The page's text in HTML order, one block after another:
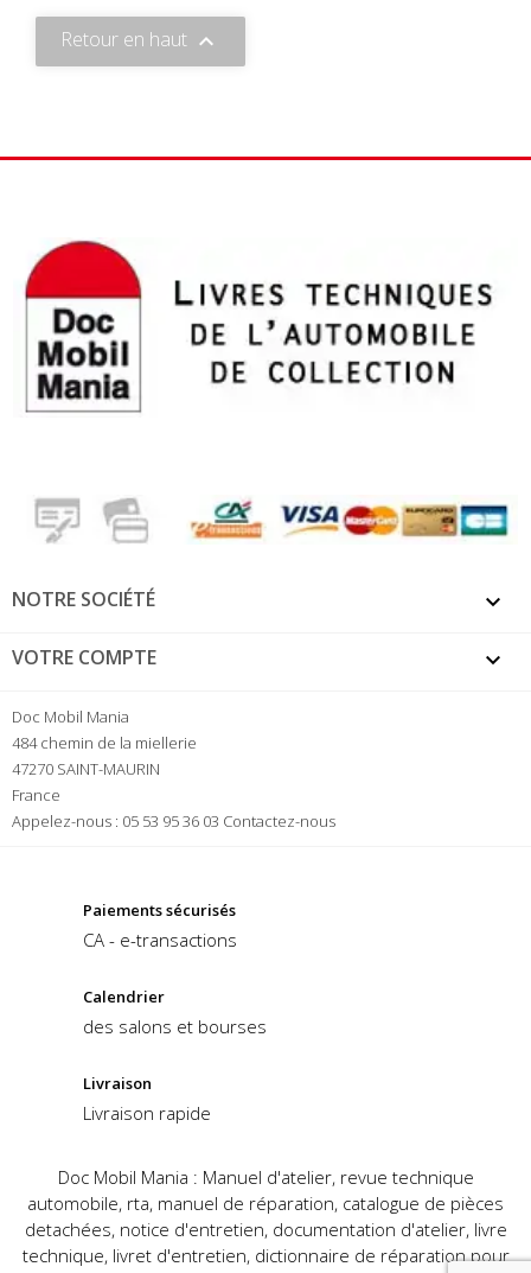
Retour en haut 
NOTRE SOCIÉTÉ 
VOTRE COMPTE 
Doc Mobil Mania
484 chemin de la miellerie
47270 SAINT-MAURIN
France
Appelez-nous : 05 53 95 36 03 Contactez-nous
Paiements sécurisés
CA - e-transactions
Calendrier
des salons et bourses
Livraison
Livraison rapide
Doc Mobil Mania : Manuel d'atelier, revue technique
automobile, rta, manuel de réparation, catalogue de pièces
detachées, notice d'entretien, documentation d'atelier, livre
technique, livret d'entretien, dictionnaire de réparation pour